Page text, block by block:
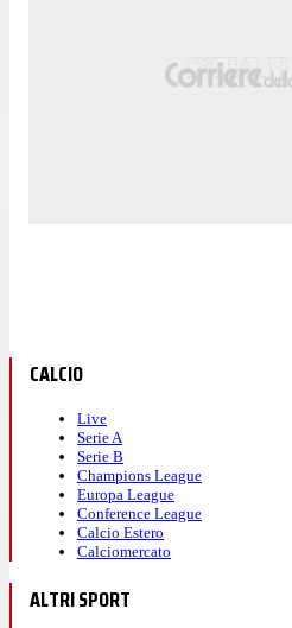
CALCIO
Live
Serie A
Serie B
Champions League
Europa League
Conference League
Calcio Estero
Calciomercato
ALTRI SPORT